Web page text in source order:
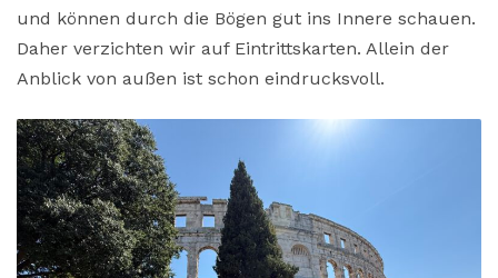
und können durch die Bögen gut ins Innere schauen.
Daher verzichten wir auf Eintrittskarten. Allein der
Anblick von außen ist schon eindrucksvoll.